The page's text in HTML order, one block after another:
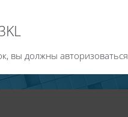
вы должны авторизоваться